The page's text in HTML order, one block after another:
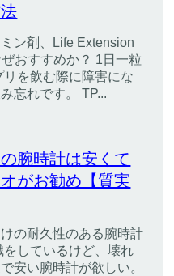
ン剤、Life Extension
おすすめか？ 1日一粒
リを飲む際に障害にな
忘れです。 TP...
腕時計は安くて
がお勧め【質実
の耐久性のある腕時計
をしているけど、壊れ
安い腕時計が欲しい。